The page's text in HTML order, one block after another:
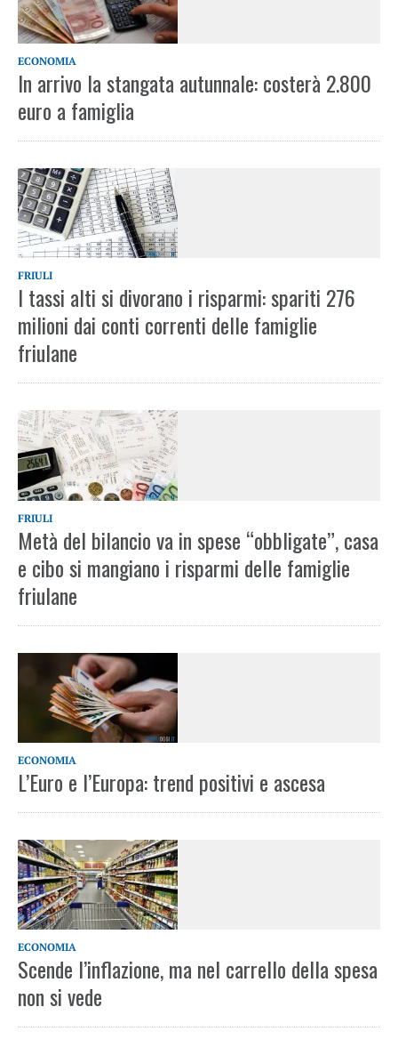
ECONOMIA
In arrivo la stangata autunnale: costerà 2.800
euro a famiglia
FRIULI
I tassi alti si divorano i risparmi: spariti 276
milioni dai conti correnti delle famiglie
friulane
FRIULI
Metà del bilancio va in spese “obbligate”, casa
e cibo si mangiano i risparmi delle famiglie
friulane
ECONOMIA
L’Euro e l’Europa: trend positivi e ascesa
ECONOMIA
Scende l’inflazione, ma nel carrello della spesa
non si vede